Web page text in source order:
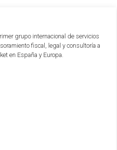
grupo internacional de servicios
fiscal, legal y consultoría a
en España y Europa.
ESPECIALES DE
SOBRE LA
MEDIOAMBIENTALES
LAS PRIMAS DE